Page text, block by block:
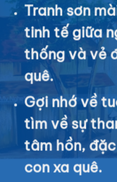
Tranh sơn
tinh tế giữa
thống và vẻ
quê.
Gợi nhớ về
tìm về sự
tâm hồn,
con xa quê.